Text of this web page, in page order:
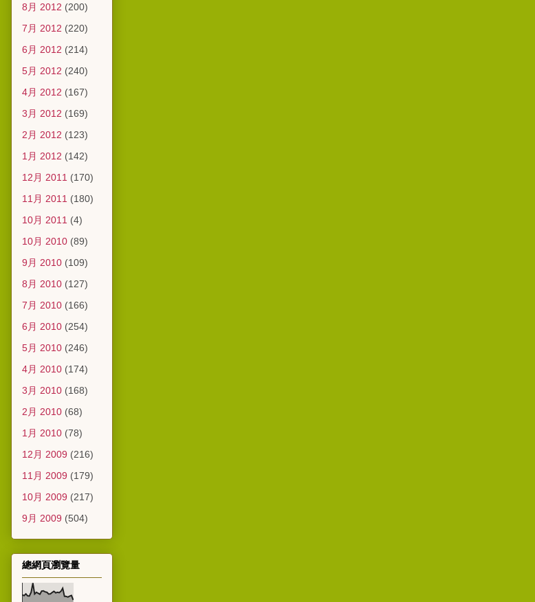
8月 2012 (200)
7月 2012 (220)
6月 2012 (214)
5月 2012 (240)
4月 2012 (167)
3月 2012 (169)
2月 2012 (123)
1月 2012 (142)
12月 2011 (170)
11月 2011 (180)
10月 2011 (4)
10月 2010 (89)
9月 2010 (109)
8月 2010 (127)
7月 2010 (166)
6月 2010 (254)
5月 2010 (246)
4月 2010 (174)
3月 2010 (168)
2月 2010 (68)
1月 2010 (78)
12月 2009 (216)
11月 2009 (179)
10月 2009 (217)
9月 2009 (504)
總網頁瀏覽量